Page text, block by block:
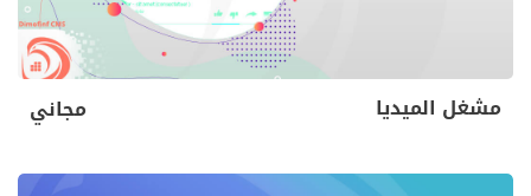
مشغل الميديا مجاني